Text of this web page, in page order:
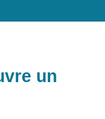
un